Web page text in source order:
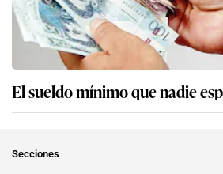
El sueldo mínimo que nadie
Secciones